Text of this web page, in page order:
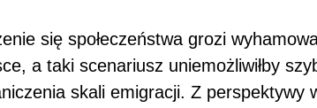
się społeczeństwa grozi
a taki scenariusz uniemożliwiłby
skali emigracji. Z perspektywy